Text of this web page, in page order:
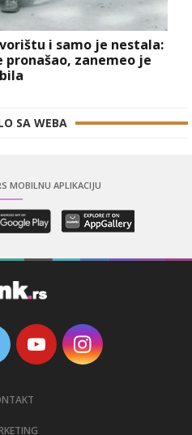
i samo je nestala:
pronašao, zanemeo je
SA WEBA
MOBILNU APLIKACIJU